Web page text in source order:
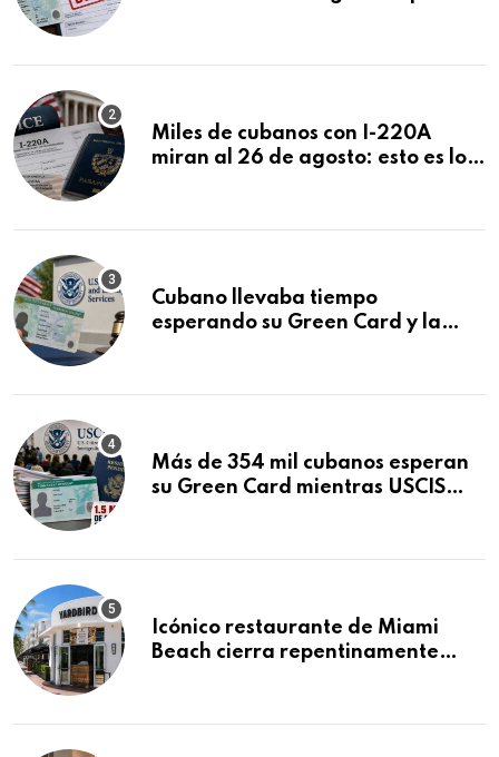
Miles de cubanos con I-220A
miran al 26 de agosto: esto es lo
Cubano llevaba tiempo
esperando su Green Card y la
Más de 354 mil cubanos esperan
su Green Card mientras USCIS
Icónico restaurante de Miami
Beach cierra repentinamente